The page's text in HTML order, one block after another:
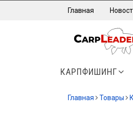
Главная
КАРПФИШИНГ
Главная Товары